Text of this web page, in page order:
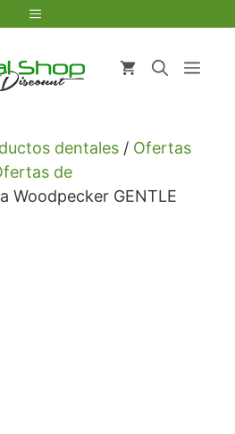
Menú
dentales / Ofertas
de
Woodpecker GENTLE